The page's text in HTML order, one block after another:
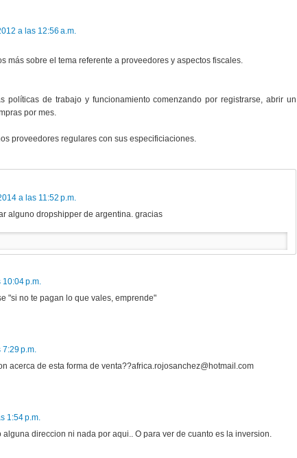
a las 12:56 a.m.
más sobre el tema referente a proveedores y aspectos fiscales.
políticas de trabajo y funcionamiento comenzando por registrarse, abrir un
por mes.
proveedores regulares con sus especificiaciones.
a las 11:52 p.m.
alguno dropshipper de argentina. gracias
p.m.
"si no te pagan lo que vales, emprende"
p.m.
acerca de esta forma de venta??africa.rojosanchez@hotmail.com
1:54 p.m.
direccion ni nada por aqui.. O para ver de cuanto es la inversion.